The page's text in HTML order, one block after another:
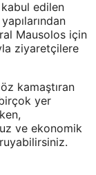
edilen
Mausolos için
ziyaretçilere
kamaştıran
yer
ve ekonomik